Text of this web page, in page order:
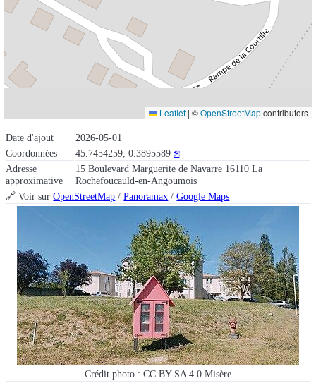
Date d'ajout
2026-05-01
Coordonnées
45.7454259, 0.3895589 ⎘
Adresse
approximative
15 Boulevard Marguerite de Navarre 16110 La
Rochefoucauld-en-Angoumois
🔗 Voir surOpenStreetMap /Panoramax /Google Maps
Crédit photo : CC BY-SA 4.0 Misère
Leaflet | ©OpenStreetMapcontributors